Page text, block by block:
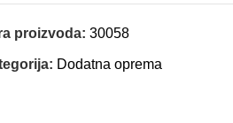
proizvoda: 30058
Dodatna oprema